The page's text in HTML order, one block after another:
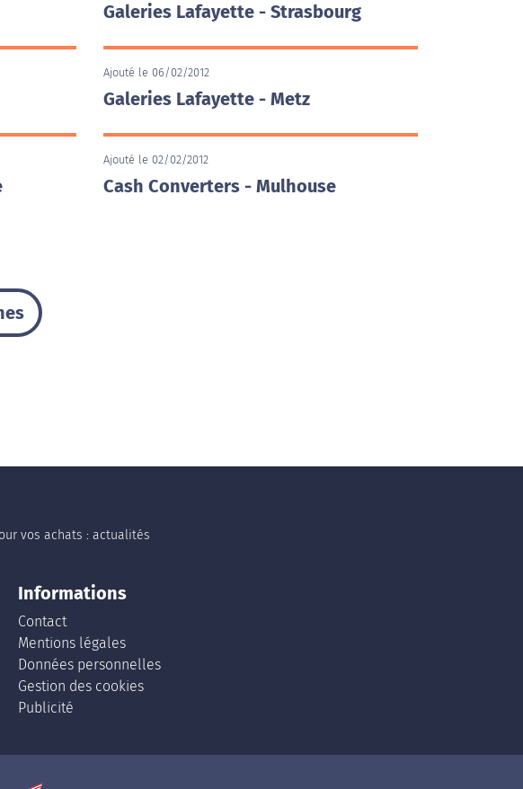
Galeries Lafayette - Strasbourg
Ajouté le 06/02/2012
Galeries Lafayette - Metz
Ajouté le 02/02/2012
Cash Converters - Mulhouse
vos achats : actualités
Informations
Contact
Mentions légales
Données personnelles
Gestion des cookies
Publicité